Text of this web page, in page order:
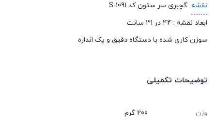
نقشه گچبری سر ستون کد S-1091
ابعاد نقشه : 44 در 31 سانت
سوزن کاری شده با دستگاه دقیق و یک اندازه
توضیحات تکمیلی
وزن 200 گرم